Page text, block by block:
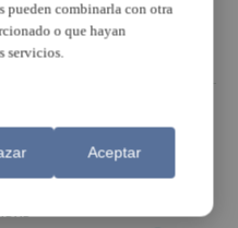
la vía judicial y a
de Greuges».
transparència
pueden combinarla con otra
o que hayan
servicios.
Aceptar